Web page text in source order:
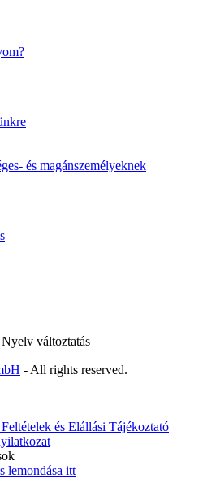
és magánszemélyeknek
változtatás
- All rights reserved.
és Elállási Tájékoztató
lemondása itt